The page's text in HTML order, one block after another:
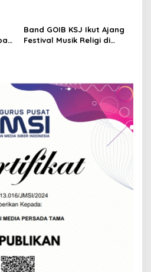
Band GOIB KSJ Ikut Ajang
Festival Musik Religi di